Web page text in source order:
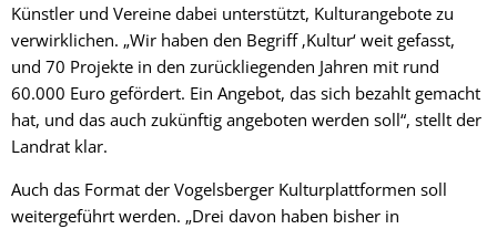
Künstler und Vereine dabei unterstützt, Kulturangebote zu
verwirklichen. „Wir haben den Begriff ‚Kultur‘ weit gefasst,
und 70 Projekte in den zurückliegenden Jahren mit rund
60.000 Euro gefördert. Ein Angebot, das sich bezahlt gemacht
hat, und das auch zukünftig angeboten werden soll“, stellt der
Landrat klar.
Auch das Format der Vogelsberger Kulturplattformen soll
weitergeführt werden. „Drei davon haben bisher in